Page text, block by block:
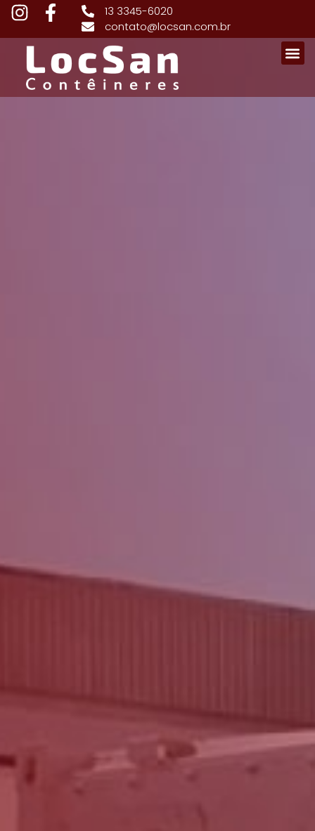
13 3345-6020
contato@locsan.com.br